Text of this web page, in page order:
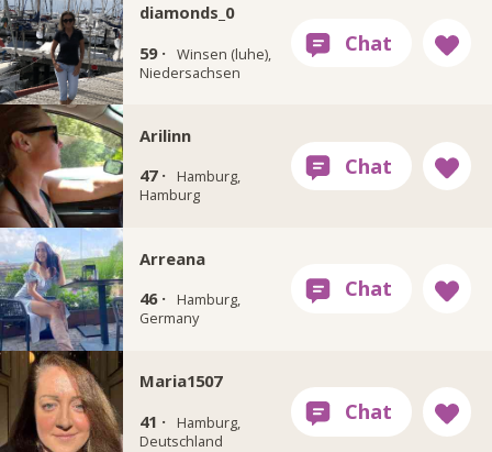
diamonds_0
59 · Winsen (luhe),
Niedersachsen
Arilinn
47 ·
Hamburg,
Hamburg
Arreana
46 ·
Hamburg,
Germany
Maria1507
41 ·
Hamburg,
Deutschland